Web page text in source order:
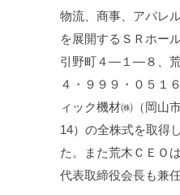
物流、商事、アパレ
を展開するＳＲホー
引野町４—１—８、
４・９９９・０５１
ィック機材㈱（岡山
14）の全株式を取得
た。また荒木ＣＥＯ
代表取締役会長も兼任